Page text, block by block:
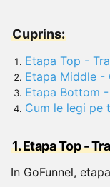
Cuprins:
Etapa Top -
Etapa Middle -
Etapa Bottom
Cum le legi pe
1. Etapa Top -
In GoFunnel,